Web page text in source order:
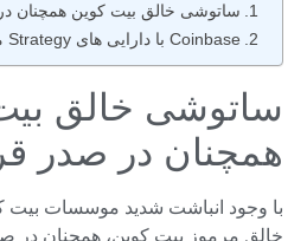
ساتوشی خالق بیت کوین همچنان
Coinbase با دارایی های Strategy مقابله می کند
ساتوشی خالق
همچنان در صدر
با وجود انباشت شدید موسسات بیت
خالق مرموز بیت کوین، همچنان در